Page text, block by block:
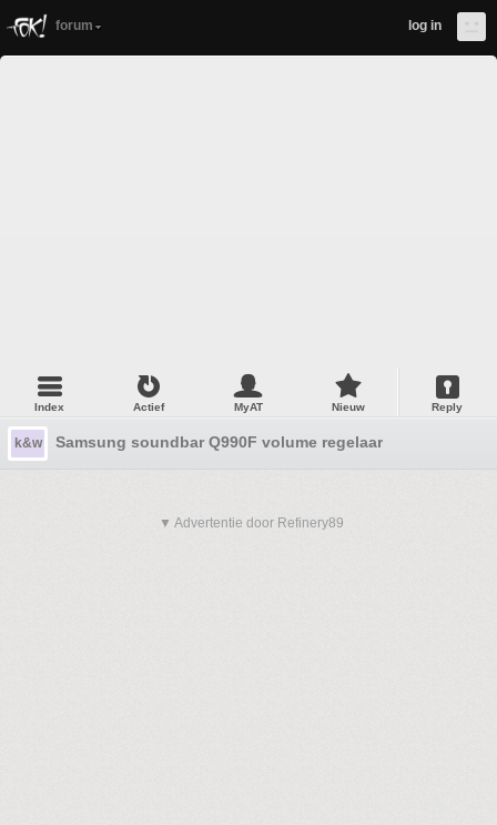
forum log in
Index Actief MyAT Nieuw Reply
k&w Samsung soundbar Q990F volume regelaar
▼ Advertentie door Refinery89